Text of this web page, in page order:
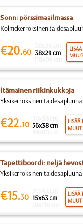
Sonni pörssimaailmassa
Kolmekerroksinen
€20.60 38x29 cm
Itämainen riikinkukkoja
Yksikerroksinen
€22.10 56x38 cm
LISÄÄ
MUUT
Tapettiboordi: neljä
Yksikerroksinen
€15.30 15x63 cm
LISÄÄ
MUUT